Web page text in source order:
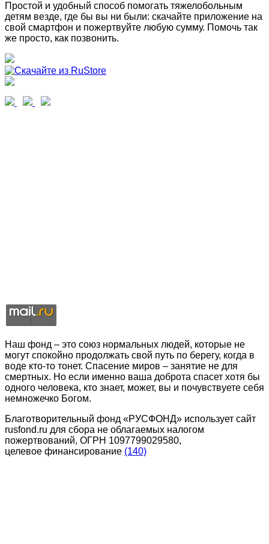
Простой и удобный способ помогать тяжелобольным
детям везде, где бы вы ни были: скачайте приложение на
свой смартфон и пожертвуйте любую сумму. Помочь так
же просто, как позвонить.
Наш фонд – это союз нормальных людей, которые не
могут спокойно продолжать свой путь по берегу, когда в
воде кто-то тонет. Спасение миров – занятие не для
смертных. Но если именно ваша доброта спасет хотя бы
одного человека, кто знает, может, вы и почувствуете себя
немножечко Богом.
Благотворительный фонд «РУСФОНД» использует сайт
rusfond.ru для сбора не облагаемых налогом
пожертвований, ОГРН 1097799029580,
целевое финансирование (140)